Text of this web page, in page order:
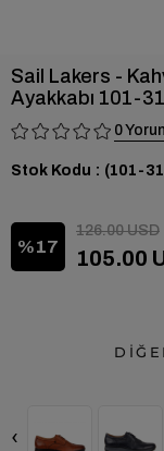
Sail Lakers -
Ayakkabı 101-
0
Stok Kodu (101-
17
126.00 USD
105.00
‹